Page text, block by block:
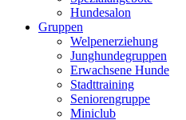
Hundesalon
Gruppen
Welpenerziehung
Junghundegruppen
Erwachsene Hunde
Stadttraining
Seniorengruppe
Miniclub